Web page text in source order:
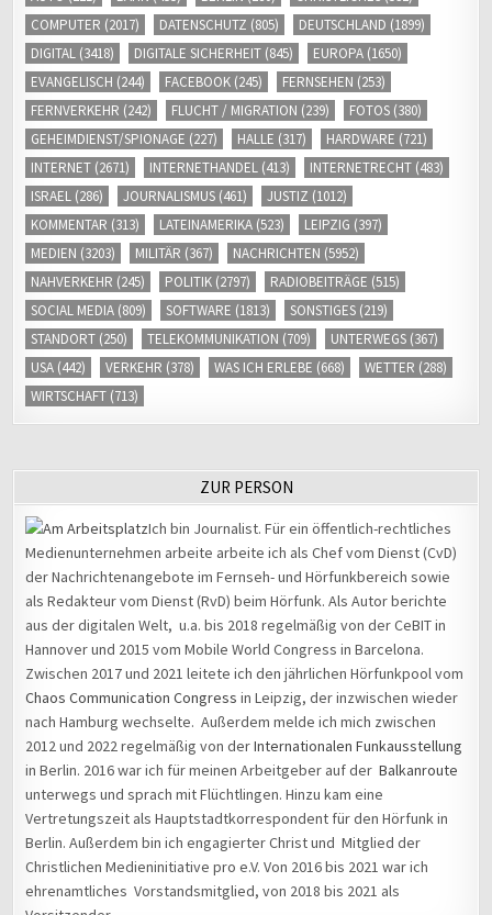
COMPUTER (2017) DATENSCHUTZ (805) DEUTSCHLAND (1899)
DIGITAL (3418) DIGITALE SICHERHEIT (845) EUROPA (1650)
EVANGELISCH (244) FACEBOOK (245) FERNSEHEN (253)
FERNVERKEHR (242) FLUCHT / MIGRATION (239) FOTOS (380)
GEHEIMDIENST/SPIONAGE (227) HALLE (317) HARDWARE (721)
INTERNET (2671) INTERNETHANDEL (413) INTERNETRECHT (483)
ISRAEL (286) JOURNALISMUS (461) JUSTIZ (1012)
KOMMENTAR (313) LATEINAMERIKA (523) LEIPZIG (397)
MEDIEN (3203) MILITÄR (367) NACHRICHTEN (5952)
NAHVERKEHR (245) POLITIK (2797) RADIOBEITRÄGE (515)
SOCIAL MEDIA (809) SOFTWARE (1813) SONSTIGES (219)
STANDORT (250) TELEKOMMUNIKATION (709) UNTERWEGS (367)
USA (442) VERKEHR (378) WAS ICH ERLEBE (668) WETTER (288)
WIRTSCHAFT (713)
ZUR PERSON
Ich bin Journalist. Für ein öffentlich-rechtliches
Medienunternehmen arbeite arbeite ich als Chef vom Dienst (CvD)
der Nachrichtenangebote im Fernseh- und Hörfunkbereich sowie
als Redakteur vom Dienst (RvD) beim Hörfunk. Als Autor berichte
aus der digitalen Welt, u.a. bis 2018 regelmäßig von der CeBIT in
Hannover und 2015 vom Mobile World Congress in Barcelona.
Zwischen 2017 und 2021 leitete ich den jährlichen Hörfunkpool vom
Chaos Communication Congress in Leipzig, der inzwischen wieder
nach Hamburg wechselte. Außerdem melde ich mich zwischen
2012 und 2022 regelmäßig von derInternationalen Funkausstellung
in Berlin. 2016 war ich für meinen Arbeitgeber auf derBalkanroute
unterwegs und sprach mit Flüchtlingen. Hinzu kam eine
Vertretungszeit als Hauptstadtkorrespondent für den Hörfunk in
Berlin. Außerdem bin ich engagierter Christ und Mitglied der
Christlichen Medieninitiative pro e.V. Von 2016 bis 2021 war ich
ehrenamtliches Vorstandsmitglied, von 2018 bis 2021 als